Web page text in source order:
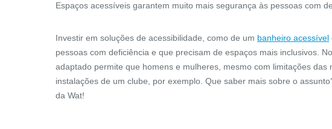
Espaços acessíveis garantem muito mais segurança às pessoas com
Investir em soluções de acessibilidade, como de um banheiro acessível
pessoas com deficiência e que precisam de espaços mais inclusivos.
adaptado permite que homens e mulheres, mesmo com limitações
instalações de um clube, por exemplo. Que saber mais sobre o
da Wat!